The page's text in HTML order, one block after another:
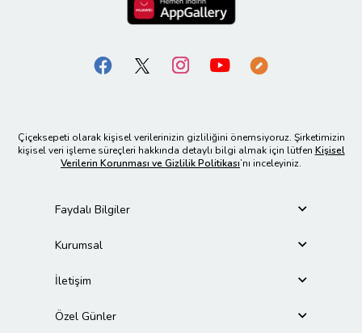
Çiçeksepeti olarak kişisel verilerinizin gizliliğini önemsiyoruz. Şirketimizin
kişisel veri işleme süreçleri hakkında detaylı bilgi almak için lütfen Kişisel
Verilerin Korunması ve Gizlilik Politikası’nı inceleyiniz.
Faydalı Bilgiler
Kurumsal
İletişim
Özel Günler